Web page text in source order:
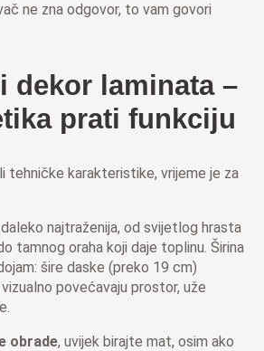
ne zna odgovor, to vam govori
dekor laminata –
prati funkciju
tehničke karakteristike, vrijeme je za
najtraženija, od svijetlog hrasta
tamnog oraha koji daje toplinu. Širina
šire daske (preko 19 cm)
povećavaju prostor, uže
obrade, uvijek birajte mat, osim ako